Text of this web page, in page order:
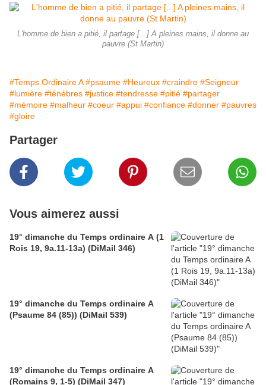
L'homme de bien a pitié, il partage [...] A pleines mains, il donne au
pauvre (St Martin)
#Temps Ordinaire A #psaume #Heureux #craindre #Seigneur
#lumière #ténèbres #justice #tendresse #pitié #partager
#mémoire #malheur #coeur #appui #confiance #donner #pauvres
#gloire
Partager
Vous aimerez aussi
19° dimanche du Temps ordinaire A (1
Rois 19, 9a.11-13a) (DiMail 346)
19° dimanche du Temps ordinaire A
(Psaume 84 (85)) (DiMail 539)
19° dimanche du Temps ordinaire A
(Romains 9, 1-5) (DiMail 347)